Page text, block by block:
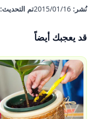
نُشر: 16‏/01‏/2015 تم التحديث:
قد يعجبك أيضاً